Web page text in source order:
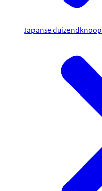
Japanse duizendknoop